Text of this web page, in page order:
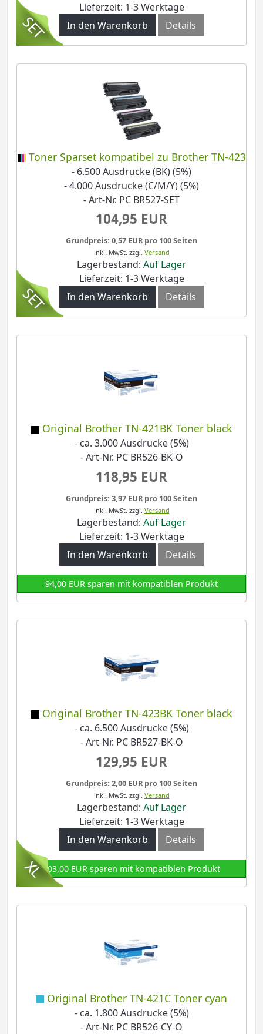
Lieferzeit: 1-3 Werktage
In den Warenkorb
Details
Toner Sparset kompatibel zu Brother TN-423
- 6.500 Ausdrucke (BK) (5%)
- 4.000 Ausdrucke (C/M/Y) (5%)
- Art-Nr. PC BR527-SET
104,95 EUR
Grundpreis: 0,57 EUR pro 100 Seiten
inkl. MwSt. zzgl. Versand
Lagerbestand: Auf Lager
Lieferzeit: 1-3 Werktage
In den Warenkorb
Details
Original Brother TN-421BK Toner black
- ca. 3.000 Ausdrucke (5%)
- Art-Nr. PC BR526-BK-O
118,95 EUR
Grundpreis: 3,97 EUR pro 100 Seiten
inkl. MwSt. zzgl. Versand
Lagerbestand: Auf Lager
Lieferzeit: 1-3 Werktage
In den Warenkorb
Details
94,00 EUR sparen mit kompatiblen Produkt
Original Brother TN-423BK Toner black
- ca. 6.500 Ausdrucke (5%)
- Art-Nr. PC BR527-BK-O
129,95 EUR
Grundpreis: 2,00 EUR pro 100 Seiten
inkl. MwSt. zzgl. Versand
Lagerbestand: Auf Lager
Lieferzeit: 1-3 Werktage
In den Warenkorb
Details
103,00 EUR sparen mit kompatiblen Produkt
Original Brother TN-421C Toner cyan
- ca. 1.800 Ausdrucke (5%)
- Art-Nr. PC BR526-CY-O